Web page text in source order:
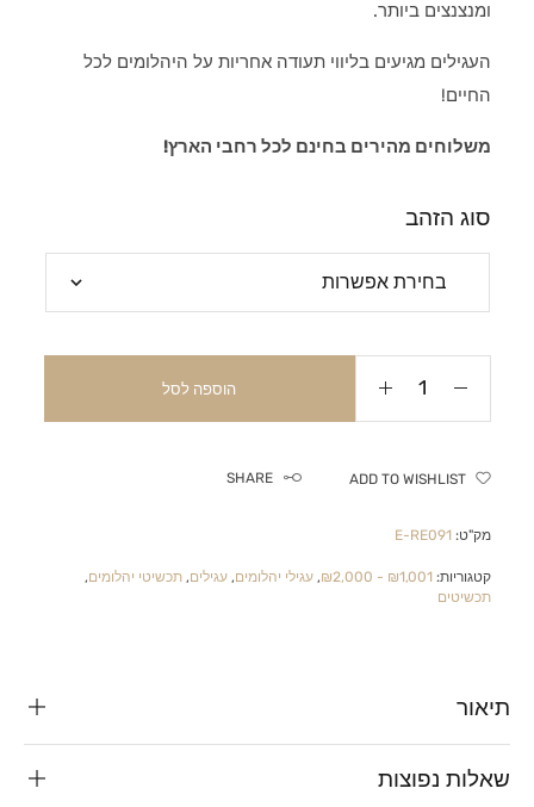
ומנצנצים ביותר.
העגילים מגיעים בליווי תעודה אחריות על היהלומים לכל
החיים!
משלוחים מהירים בחינם לכל רחבי הארץ!
סוג הזהב
הוספה לסל
ADD TO WISHLIST
SHARE
מק"ט:E-RE091
קטגוריות:₪1,001 - ₪2,000
,עגילי יהלומים,עגילים,תכשיטי יהלומים,
תכשיטים
תיאור
שאלות נפוצות